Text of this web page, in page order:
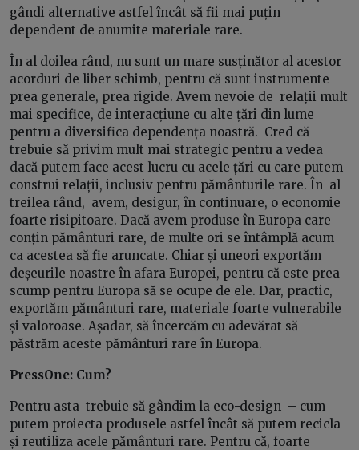
gândi alternative astfel încât să fii mai puțin
dependent de anumite materiale rare.
În al doilea rând, nu sunt un mare susținător al acestor
acorduri de liber schimb, pentru că sunt instrumente
prea generale, prea rigide. Avem nevoie de relații mult
mai specifice, de interacțiune cu alte țări din lume
pentru a diversifica dependența noastră. Cred că
trebuie să privim mult mai strategic pentru a vedea
dacă putem face acest lucru cu acele țări cu care putem
construi relații, inclusiv pentru pământurile rare. În al
treilea rând, avem, desigur, în continuare, o economie
foarte risipitoare. Dacă avem produse în Europa care
conțin pământuri rare, de multe ori se întâmplă acum
ca acestea să fie aruncate. Chiar și uneori exportăm
deșeurile noastre în afara Europei, pentru că este prea
scump pentru Europa să se ocupe de ele. Dar, practic,
exportăm pământuri rare, materiale foarte vulnerabile
și valoroase. Așadar, să încercăm cu adevărat să
păstrăm aceste pământuri rare în Europa.
PressOne: Cum?
Pentru asta trebuie să gândim la eco-design – cum
putem proiecta produsele astfel încât să putem recicla
și reutiliza acele pământuri rare. Pentru că, foarte